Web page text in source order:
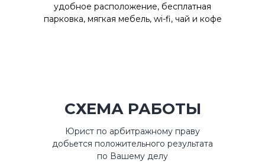
удобное расположение, бесплатная
парковка, мягкая мебель, wi-fi, чай и кофе
СХЕМА РАБОТЫ
Юрист по арбитражному праву
добьется положительного результата
по Вашему делу